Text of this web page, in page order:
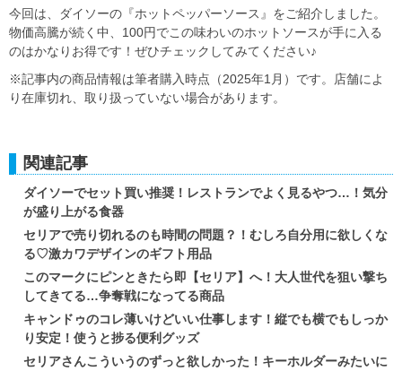
今回は、ダイソーの『ホットペッパーソース』をご紹介しました。
物価高騰が続く中、100円でこの味わいのホットソースが手に入る
のはかなりお得です！ぜひチェックしてみてください♪
※記事内の商品情報は筆者購入時点（2025年1月）です。店舗によ
り在庫切れ、取り扱っていない場合があります。
関連記事
ダイソーでセット買い推奨！レストランでよく見るやつ…！気分
が盛り上がる食器
セリアで売り切れるのも時間の問題？！むしろ自分用に欲しくな
る♡激カワデザインのギフト用品
このマークにピンときたら即【セリア】へ！大人世代を狙い撃ち
してきてる…争奪戦になってる商品
キャンドゥのコレ薄いけどいい仕事します！縦でも横でもしっか
り安定！使うと捗る便利グッズ
セリアさんこういうのずっと欲しかった！キーホルダーみたいに